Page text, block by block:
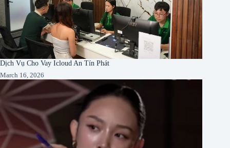
Dịch Vụ Cho Vay Icloud An Tín Phát
March 16, 2026